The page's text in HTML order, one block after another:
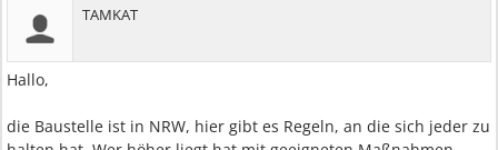
TAMKAT
Hallo,
die Baustelle ist in NRW, hier gibt es Regeln, an die sich jeder zu